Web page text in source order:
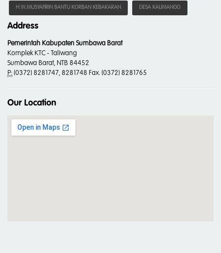
H.W.MUSYAFIRIN BANTU KORBAN KEBAKARAN DESA KALIMANGO
Address
Pemerintah Kabupaten Sumbawa Barat
Komplek KTC - Taliwang
Sumbawa Barat, NTB 84452
P: (0372) 8281747, 8281748 Fax. (0372) 8281765
Our Location